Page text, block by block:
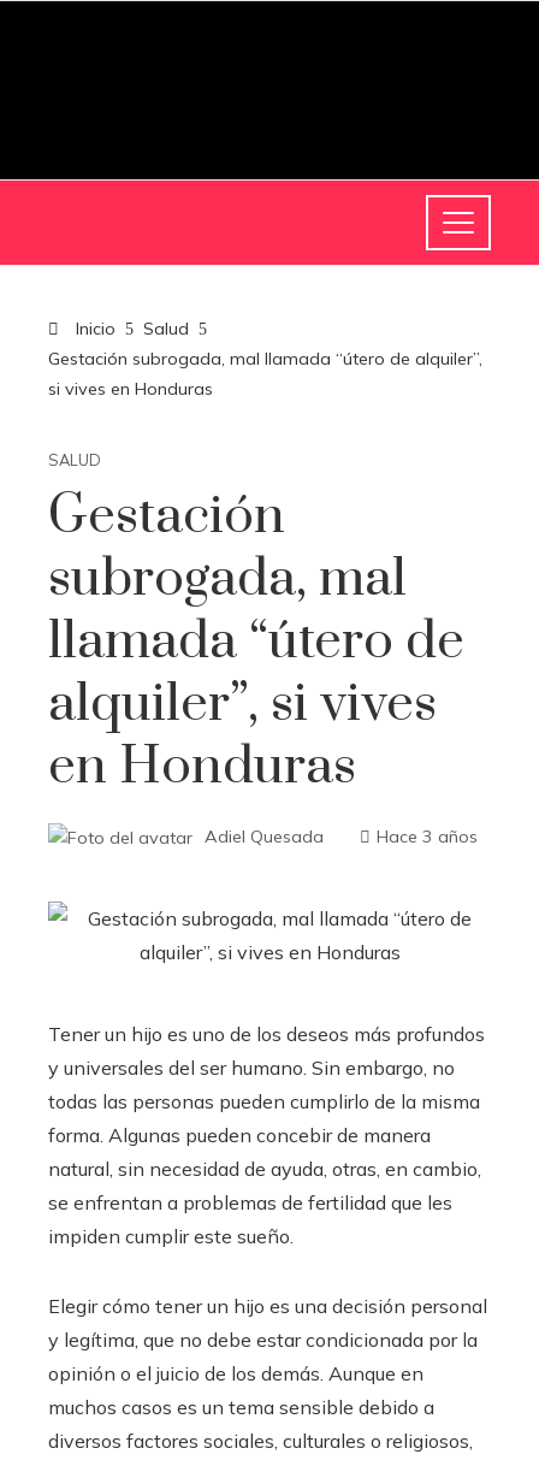
Inicio
Salud
Gestación subrogada, mal llamada “útero de alquiler”,
si vives en Honduras
SALUD
Gestación
subrogada, mal
llamada “útero de
alquiler”, si vives
en Honduras
Adiel Quesada Hace 3 años
Tener un hijo es uno de los deseos más profundos
y universales del ser humano. Sin embargo, no
todas las personas pueden cumplirlo de la misma
forma. Algunas pueden concebir de manera
natural, sin necesidad de ayuda, otras, en cambio,
se enfrentan a problemas de fertilidad que les
impiden cumplir este sueño.
Elegir cómo tener un hijo es una decisión personal
y legítima, que no debe estar condicionada por la
opinión o el juicio de los demás. Aunque en
muchos casos es un tema sensible debido a
diversos factores sociales, culturales o religiosos,